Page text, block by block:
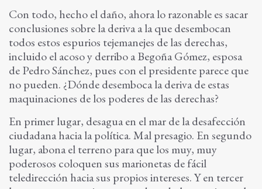
Con todo, hecho el daño, ahora lo razonable es sacar
conclusiones sobre la deriva a la que desembocan
todos estos espurios tejemanejes de las derechas,
incluido el acoso y derribo a Begoña Gómez, esposa
de Pedro Sánchez, pues con el presidente parece que
no pueden. ¿Dónde desemboca la deriva de estas
maquinaciones de los poderes de las derechas?
En primer lugar, desagua en el mar de la desafección
ciudadana hacia la política. Mal presagio. En segundo
lugar, abona el terreno para que los muy, muy
poderosos coloquen sus marionetas de fácil
teledirección hacia sus propios intereses. Y en tercer